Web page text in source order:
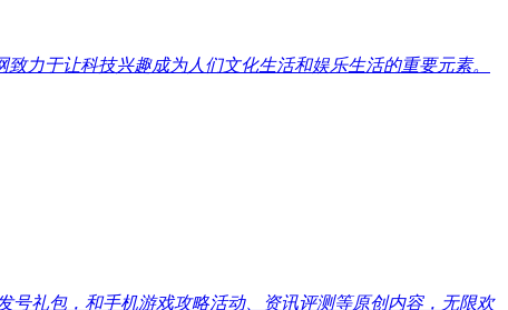
力于让科技兴趣成为人们文化生活和娱乐生活的重要元素。
号礼包，和手机游戏攻略活动、资讯评测等原创内容，无限欢